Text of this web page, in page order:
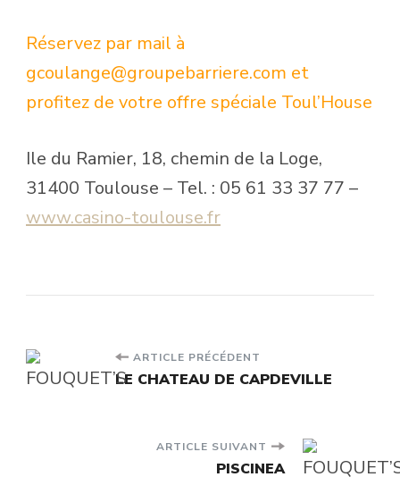
Réservez par mail à
gcoulange@groupebarriere.com et
profitez de votre offre spéciale Toul’House
Ile du Ramier, 18, chemin de la Loge,
31400 Toulouse – Tel. : 05 61 33 37 77 –
www.casino-toulouse.fr
Navigation
ARTICLE PRÉCÉDENT
LE CHATEAU DE CAPDEVILLE
ARTICLE SUIVANT
PISCINEA